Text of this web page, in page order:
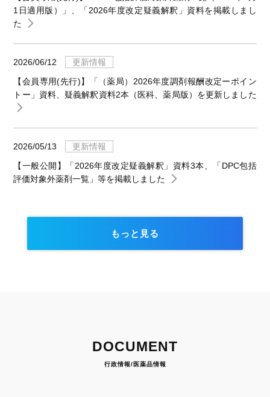
1日適用版）」、「2026年度改定疑義解釈」資料を掲載しまし
た
2026/06/12
更新情報
【会員専用(先行)】「（薬局）2026年度調剤報酬改定ーポイン
トー」資料、疑義解釈資料2本（医科、薬局版）を更新しました
2026/05/13
更新情報
【一般公開】「2026年度改定疑義解釈」資料3本、「DPC包括
評価対象外薬剤一覧」等を掲載しました
もっと見る
DOCUMENT
行政情報/医薬品情報